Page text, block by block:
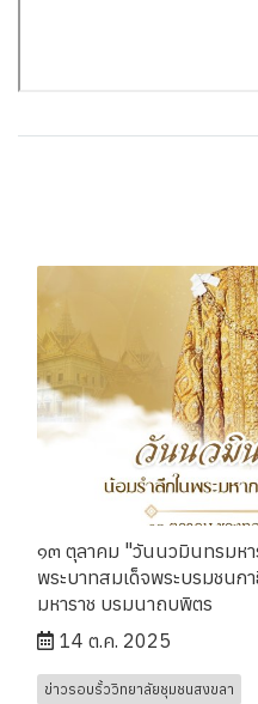
๑๓ ตุลาคม "วันนวมินทรมหา
พระบาทสมเด็จพระบรมชนก
มหาราช บรมนาถบพิตร
14 ต.ค. 2025
ข่าวรอบรั้ววิทยาลัยชุมชนสงขลา